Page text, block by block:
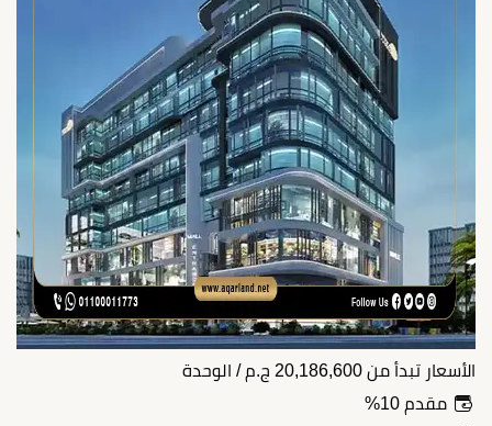
الأسعار تبدأ من 20,186,600 ج.م / الوحدة
مقدم 10%